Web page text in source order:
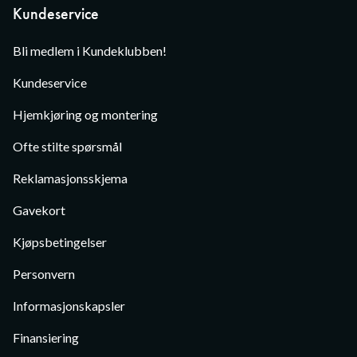
Kundeservice
Bli medlem i Kundeklubben!
Kundeservice
Hjemkjøring og montering
Ofte stilte spørsmål
Reklamasjonsskjema
Gavekort
Kjøpsbetingelser
Personvern
Informasjonskapsler
Finansiering